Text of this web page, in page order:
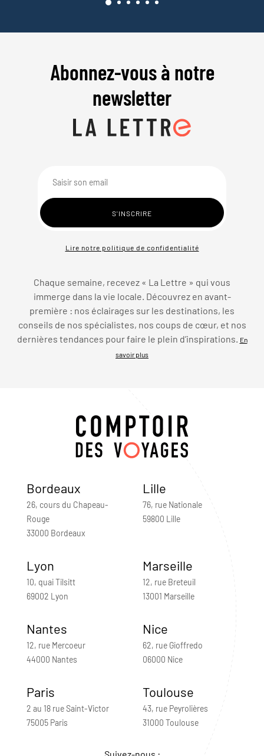
Abonnez-vous à notre
newsletter
Lire notre politique de confidentialité
Chaque semaine, recevez « La Lettre » qui vous
immerge dans la vie locale. Découvrez en avant-
première : nos éclairages sur les destinations, les
conseils de nos spécialistes, nos coups de cœur, et nos
dernières tendances pour faire le plein d’inspirations.
En
savoir plus
Bordeaux
26, cours du Chapeau-
Rouge
33000 Bordeaux
Lille
76, rue Nationale
59800 Lille
Lyon
10, quai Tilsitt
69002 Lyon
Marseille
12, rue Breteuil
13001 Marseille
Nantes
12, rue Mercoeur
44000 Nantes
Nice
62, rue Gioffredo
06000 Nice
Paris
2 au 18 rue Saint-Victor
75005 Paris
Toulouse
43, rue Peyrolières
31000 Toulouse
Suivez-nous :